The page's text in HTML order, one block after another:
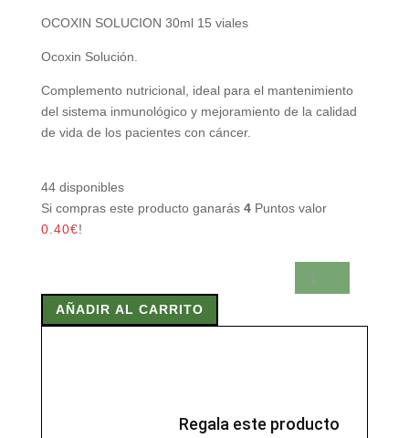
OCOXIN SOLUCION 30ml 15 viales
Ocoxin Solución.
Complemento nutricional, ideal para el mantenimiento
del sistema inmunológico y mejoramiento de la calidad
de vida de los pacientes con cáncer.
44 disponibles
Si compras este producto ganarás 4Puntos valor
0.40€!
SOLUCION
30ml
AÑADIR AL CARRITO
Regala este producto